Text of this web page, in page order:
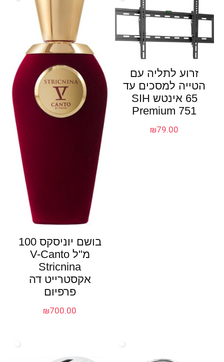
זרוע לתליה עם
הטייה למסכים עד
65 אינטש SIH
Premium 751
₪79.00
בושם יוניסקס 100
מ"ל V-Canto
Stricnina
אקסטרייט דה
פרפיום
₪700.00